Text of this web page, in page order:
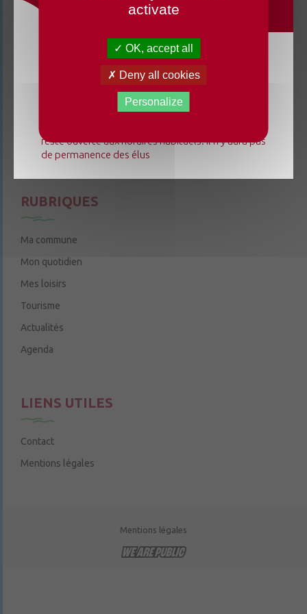
Le mardi de 9h à 12h
Le jeudi de 9h à 12h et de 14h à 18h
Nous contacter
RUBRIQUES
Ma commune
Mon quotidien
Mes loisirs
Tourisme
Actualités
Agenda
LIENS UTILES
Contact
Mentions légales
Mentions légales
Du lundi 3 août au dimanche 23 août 2026, la
mairie déléguée de Chenillé-Changé adapte ses
horaires ⚠ Elle sera fermée les jeudis, ouverte les
lundis 3, 10 et 17 août de 9h à 12h. L'accueil de la
reste ouverte aux horaires habituels. Il n'y aura pas
de permanence des élus
activate
OK, accept all
Deny all cookies
Personalize